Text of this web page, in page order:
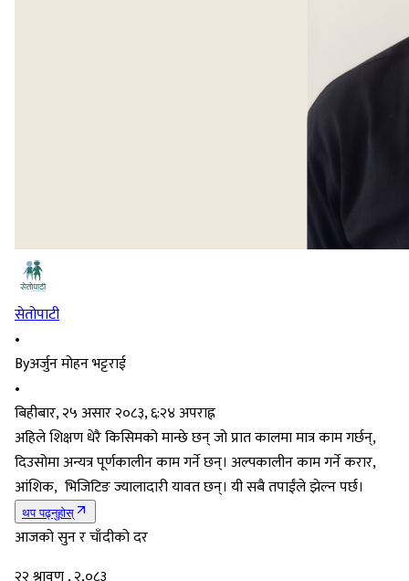
सेतोपाटी
•
Byअर्जुन मोहन भट्टराई
•
बिहीबार, २५ असार २०८३, ६:२४ अपराह्न
अहिले शिक्षण धेरै किसिमको मान्छे छन् जो प्रात कालमा मात्र काम गर्छन्,
दिउसोमा अन्यत्र पूर्णकालीन काम गर्ने छन्। अल्पकालीन काम गर्ने करार,
आंशिक, भिजिटिङ ज्यालादारी यावत छन्। यी सबै तपाईंले झेल्न पर्छ।
थप पढ्नुहोस्
आजको सुन र चाँदीको दर